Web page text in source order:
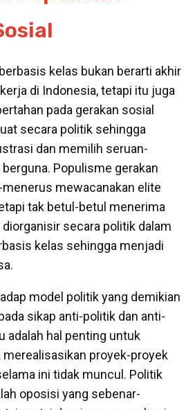
kelas bukan berarti akhir
di Indonesia, tetapi itu juga
pada gerakan sosial
secara politik sehingga
dan memilih seruan-
Populisme gerakan
mewacanakan elite
tak betul-betul menerima
secara politik dalam
kelas sehingga menjadi
model politik yang demikian
sikap anti-politik dan anti-
adalah hal penting untuk
merealisasikan proyek-proyek
ini tidak muncul. Politik
oposisi yang sebenar-